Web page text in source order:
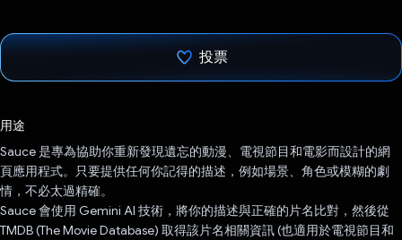
投票
用途
Sauce 是專為協助你重新發現遺忘的動漫、電視節目和電影而設計的網
頁應用程式。只要提供任何你記得的描述，例如場景、角色或模糊的劇
情，不必太過精確。
Sauce 會使用 Gemini AI 技術，將你的描述與正確的片名比對，然後從
TMDB (The Movie Database) 取得該片名相關資訊 (也適用於電視節目和